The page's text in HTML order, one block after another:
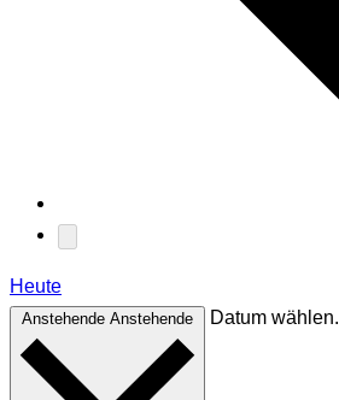
Heute
Anstehende Anstehende Datum wählen.